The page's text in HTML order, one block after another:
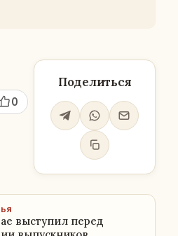
0
Поделиться
выступил перед